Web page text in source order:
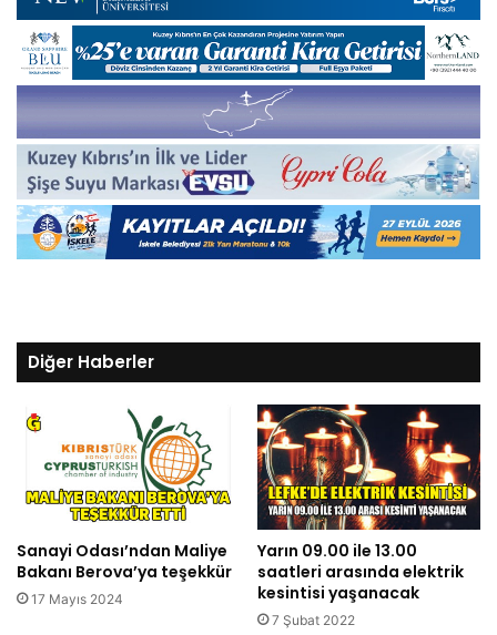
Diğer Haberler
Sanayi Odası’ndan Maliye
Bakanı Berova’ya teşekkür
17 Mayıs 2024
Yarın 09.00 ile 13.00
saatleri arasında elektrik
kesintisi yaşanacak
7 Şubat 2022